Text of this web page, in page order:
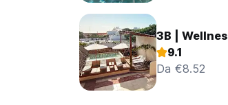
3B |
9.1
Da €8.52